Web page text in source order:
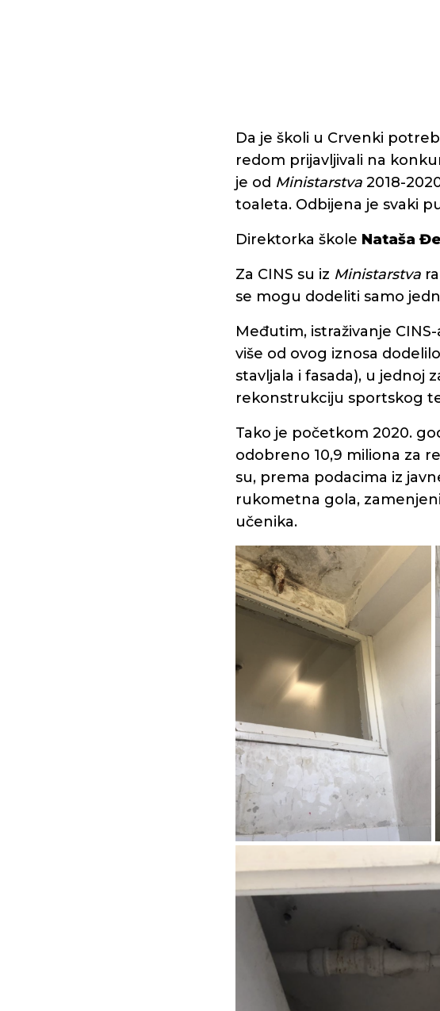
Da je školi u Crvenki
redom prijavljivali na
je od Ministarstva 2018-
toaleta. Odbijena je svaki
Direktorka škole Nataša
Za CINS su iz Ministarstva
se mogu dodeliti samo
Međutim, istraživanje
više od ovog iznosa
stavljala i fasada), u jednoj
rekonstrukciju sportskog
Tako je početkom 2020.
odobreno 10,9 miliona za
su, prema podacima iz
rukometna gola,
učenika.